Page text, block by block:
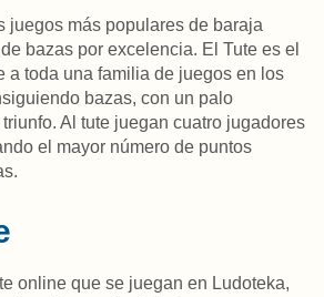
juegos más populares de baraja
bazas por excelencia. El Tute es el
a toda una familia de juegos en los
bazas, con un palo
Al tute juegan cuatro jugadores
el mayor número de puntos
online que se juegan en Ludoteka,